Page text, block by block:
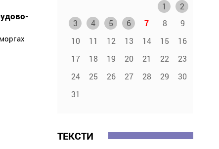
1
2
3
4 5 6 7 8
9
10
11 12 13 14 15
16
17
18 19 20 21 22
23
24
25 26 27 28 29
30
31
ТЕКСТИ